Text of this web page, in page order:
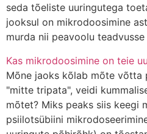
seda tõeliste uuringutega
jooksul on mikrodoosimine
murda nii peavoolu
Kas mikrodoosimine on teie
Mõne jaoks kõlab mõte võtta
"mitte tripata", veidi
mõtet? Miks peaks siis keegi
psiilotsübiini